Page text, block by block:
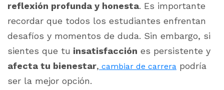
reflexión profunda y honesta. Es importante
recordar que todos los estudiantes enfrentan
desafíos y momentos de duda. Sin embargo, si
sientes que tu insatisfacción es persistente y
afecta tu bienestar, cambiar de carrera podría
ser la mejor opción.